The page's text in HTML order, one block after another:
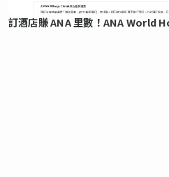
訂酒店賺 ANA 里數！ANA World